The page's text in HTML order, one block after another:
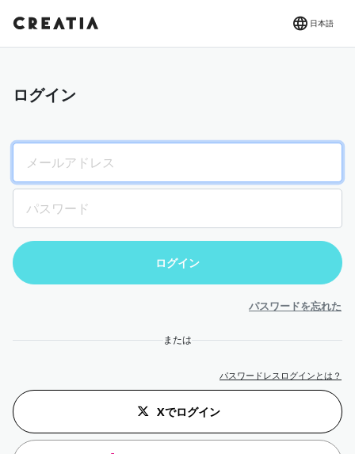
日本語
ログイン
パスワードを忘れた
または
パスワードレスログインとは？
Xでログイン